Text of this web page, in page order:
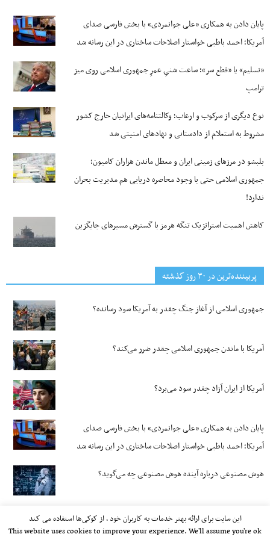
پایان دادن به همکاری «علی جوانمردی» با بخش فارسی صدای
آمریکا؛ احمد باطبی خواستار اصلاحات ساختاری در این رسانه شد
«تسلیم» یا «قطع سر»؛ ساعت شنیِ عمرِ جمهوری اسلامی روی میز
ترامپ
نوع دیگری از سرکوب و ارعاب؛ وکالتنامه‌های ایرانیان خارج کشور
مشروط به استعلام از دادستانی و نهادهای امنیتی شد
بلبشو در مرزهای زمینی ایران و معطل ماندن هزاران کامیون؛
جمهوری اسلامی حتی با وجود محاصره دریایی هم مدیریت بحران
ندارد!
کاهش اهمیت استراتژیک تنگه‌ هرمز با گسترش مسیرهای جایگزین
پربیننده‌ترین‌ در ۳۰ روز گذشته
جمهوری اسلامی از آغاز جنگ چقدر به آمریکا سود رسانده؟
آمریکا با ماندن جمهوری اسلامی چقدر ضرر می‌کند؟
آمریکا از ایران آزاد چقدر سود می‌برد؟
پایان دادن به همکاری «علی جوانمردی» با بخش فارسی صدای
آمریکا؛ احمد باطبی خواستار اصلاحات ساختاری در این رسانه شد
هوش مصنوعی درباره آینده هوش مصنوعی چه می‌گوید؟
این سایت برای ارائه بهتر خدمات به کاربران خود ، از کوکی‌ها استفاده می کند
This website uses cookies to improve your experience. We'll assume you're ok